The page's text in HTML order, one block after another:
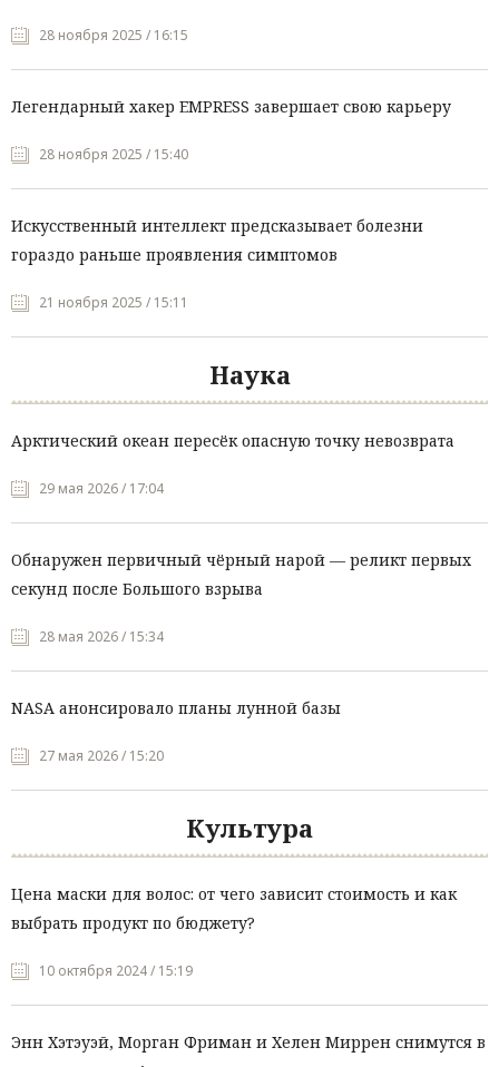
28 ноября 2025 / 16:15
Легендарный хакер EMPRESS завершает свою карьеру
28 ноября 2025 / 15:40
Искусственный интеллект предсказывает болезни
гораздо раньше проявления симптомов
21 ноября 2025 / 15:11
Наука
Арктический океан пересёк опасную точку невозврата
29 мая 2026 / 17:04
Обнаружен первичный чёрный нарой — реликт первых
секунд после Большого взрыва
28 мая 2026 / 15:34
NASA анонсировало планы лунной базы
27 мая 2026 / 15:20
Культура
Цена маски для волос: от чего зависит стоимость и как
выбрать продукт по бюджету?
10 октября 2024 / 15:19
Энн Хэтэуэй, Морган Фриман и Хелен Миррен снимутся в